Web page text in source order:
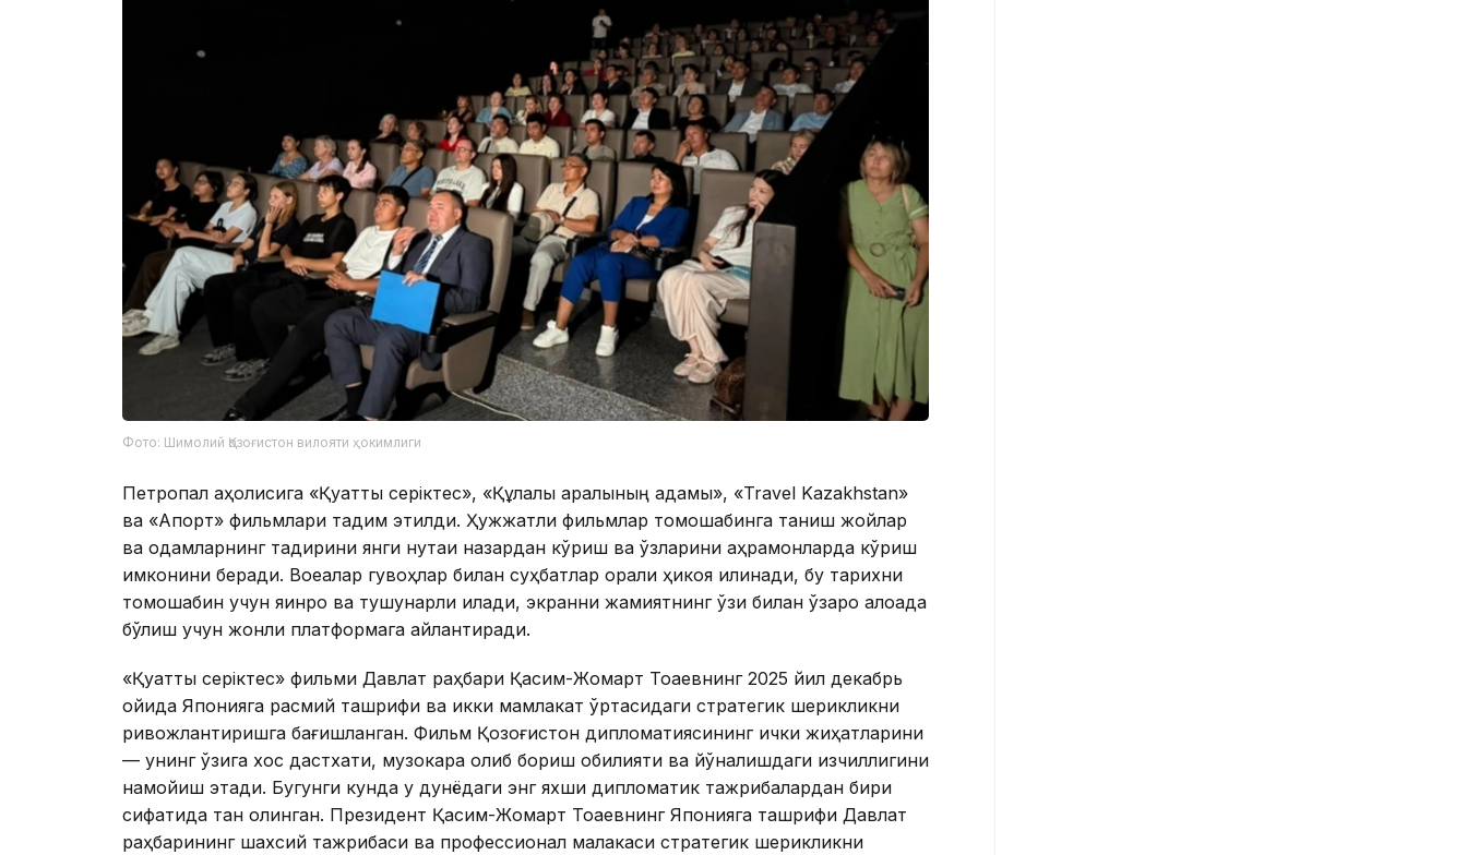
Фото: Шимолий Қозоғистон вилояти ҳокимлиги
Петропал аҳолисига «Қуатты серіктес», «Құлалы аралының адамы», «Travel Kazakhstan»
ва «Апорт» фильмлари тақдим этилди. Ҳужжатли фильмлар томошабинга таниш жойлар
ва одамларнинг тақдирини янги нуқтаи назардан кўриш ва ўзларини қаҳрамонларда кўриш
имконини беради. Воқеалар гувоҳлар билан суҳбатлар орқали ҳикоя қилинади, бу тарихни
томошабин учун яқинроқ ва тушунарли қилади, экранни жамиятнинг ўзи билан ўзаро алоқада
бўлиш учун жонли платформага айлантиради.
«Қуатты серіктес» фильми Давлат раҳбари Қасим-Жомарт Тоқаевнинг 2025 йил декабрь
ойида Японияга расмий ташрифи ва икки мамлакат ўртасидаги стратегик шерикликни
ривожлантиришга бағишланган. Фильм Қозоғистон дипломатиясининг ички жиҳатларини
— унинг ўзига хос дастхати, музокара олиб бориш қобилияти ва йўналишдаги изчиллигини
намойиш этади. Бугунги кунда у дунёдаги энг яхши дипломатик тажрибалардан бири
сифатида тан олинган. Президент Қасим-Жомарт Тоқаевнинг Японияга ташрифи Давлат
раҳбарининг шахсий тажрибаси ва профессионал малакаси стратегик шерикликни